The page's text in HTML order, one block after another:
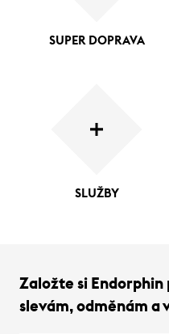
SUPER DOPRAVA
SLUŽBY
Založte si Endorphin
slevám, odměnám a